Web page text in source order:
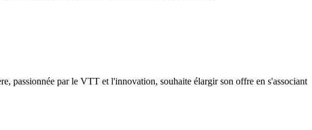
passionnée par le VTT et l'innovation, souhaite élargir son offre en s'associant